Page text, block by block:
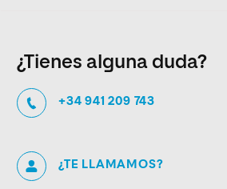
¿Tienes alguna duda?
+34 941 209 743
¿TE LLAMAMOS?